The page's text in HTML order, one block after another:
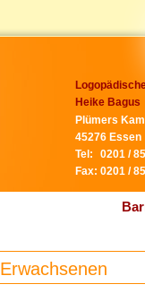
Heike Bagus
Plümers
45276 Essen
Tel:
0201 /
Fax: 0201 /